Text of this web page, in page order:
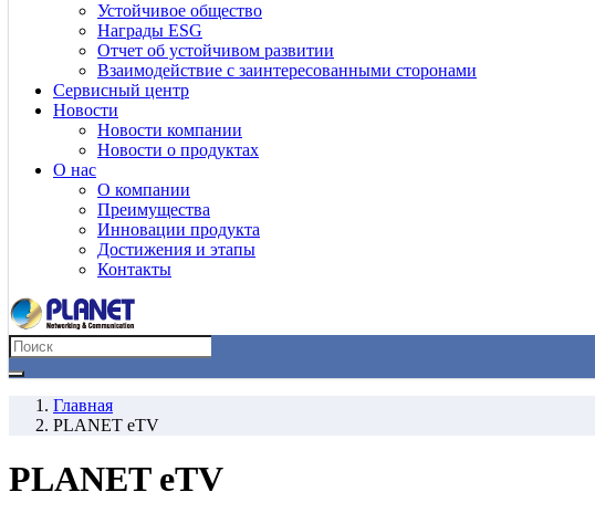
Устойчивое общество
Награды ESG
Отчет об устойчивом развитии
Взаимодействие с заинтересованными сторонами
Сервисный центр
Новости
Новости компании
Новости о продуктах
О нас
О компании
Преимущества
Инновации продукта
Достижения и этапы
Контакты
Главная
PLANET eTV
PLANET eTV